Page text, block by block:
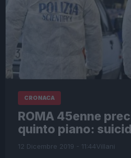
CRONACA
ROMA 45enne
quinto piano:
12 Dicembre 2019 - 11:44Villani